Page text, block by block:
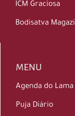
ICM Graciosa
Bodisatva
MENU
Agenda do Lama
Puja Diário